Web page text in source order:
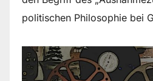
politischen Philosophie bei